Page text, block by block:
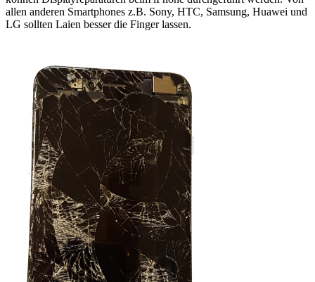
allen anderen Smartphones z.B. Sony, HTC, Samsung, Huawei und
LG sollten Laien besser die Finger lassen.